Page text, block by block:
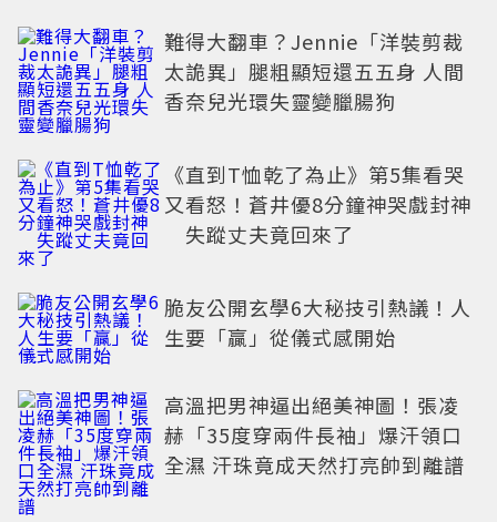
難得大翻車？Jennie「洋裝剪裁
太詭異」腿粗顯短還五五身 人間
香奈兒光環失靈變臘腸狗
《直到T恤乾了為止》第5集看哭
又看怒！蒼井優8分鐘神哭戲封神
失蹤丈夫竟回來了
脆友公開玄學6大秘技引熱議！人
生要「贏」從儀式感開始
高溫把男神逼出絕美神圖！張凌
赫「35度穿兩件長袖」爆汗領口
全濕 汗珠竟成天然打亮帥到離譜